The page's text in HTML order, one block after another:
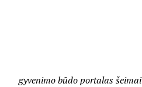
gyvenimo būdo portalas šeimai